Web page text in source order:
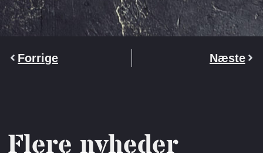
Forrige Næste
Flere nyheder